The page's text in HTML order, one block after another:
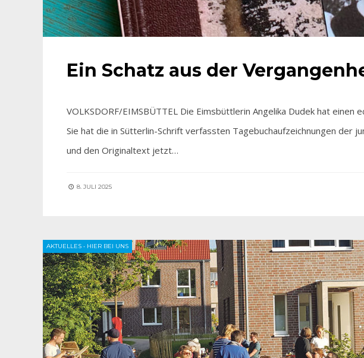
Ein Schatz aus der
VOLKSDORF/EIMSBÜTTEL Die Eimsbüttlerin Angelika Dudek hat
Sie hat die in Sütterlin-Schrift verfassten Tagebuchaufzeichnungen der
und den Originaltext jetzt…
8. JULI 2025
AKTUELLES • HIER BEI UNS